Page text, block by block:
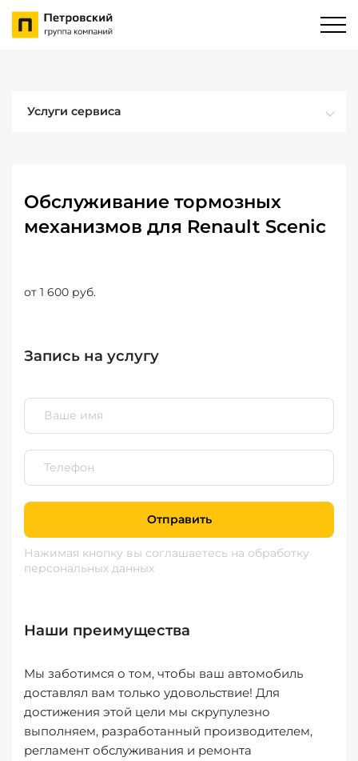
Услуги сервиса
Обслуживание тормозных
механизмов для Renault Scenic
от 1 600 руб.
Запись на услугу
Отправить
Нажимая кнопку вы соглашаетесь на обработку
персональных данных
Наши преимущества
Мы заботимся о том, чтобы ваш автомобиль
доставлял вам только удовольствие! Для
достижения этой цели мы скрупулезно
выполняем, разработанный производителем,
регламент обслуживания и ремонта